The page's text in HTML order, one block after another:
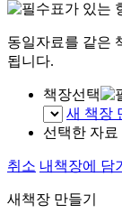
표가 있는
동일자료를 같은
됩니다.
책장선택
새 책장
선택한 자료
취소 내책장에 담기
새책장 만들기